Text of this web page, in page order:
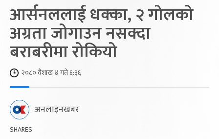
आर्सनललाई धक्का, २ गोलको
अग्रता जोगाउन नसक्दा
बराबरीमा रोकियो
२०८० वैशाख ४ गते ६:३६
अनलाइनखबर
SHARES